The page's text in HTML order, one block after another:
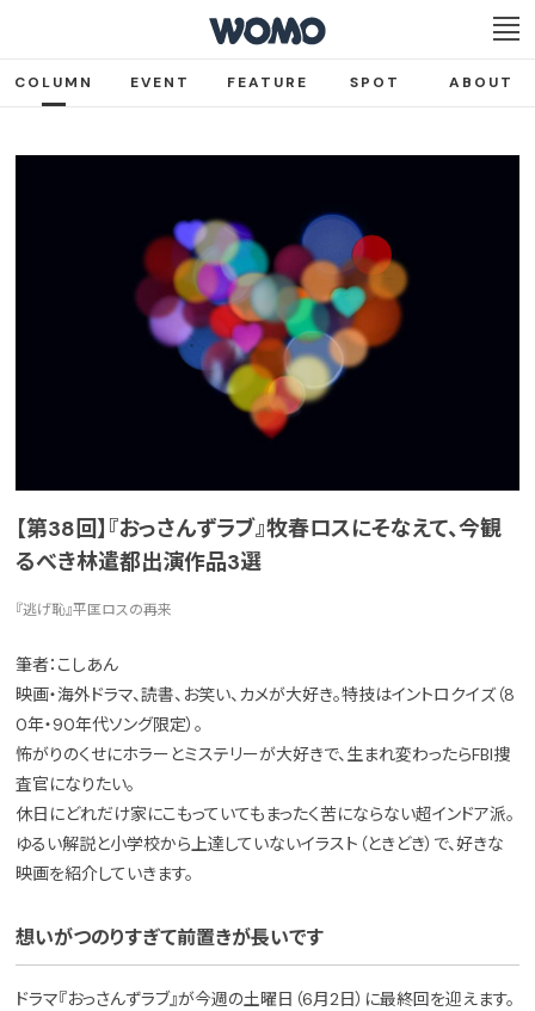
COLUMN EVENT FEATURE SPOT ABOUT
【第38回】『おっさんずラブ』牧春ロスにそなえて、今観
るべき林遣都出演作品3選
『逃げ恥』平匡ロスの再来
筆者：こしあん
映画・海外ドラマ、読書、お笑い、カメが大好き。特技はイントロクイズ（8
0年・90年代ソング限定）。
怖がりのくせにホラーとミステリーが大好きで、生まれ変わったらFBI捜
査官になりたい。
休日にどれだけ家にこもっていてもまったく苦にならない超インドア派。
ゆるい解説と小学校から上達していないイラスト（ときどき）で、好きな
映画を紹介していきます。
想いがつのりすぎて前置きが長いです
ドラマ『おっさんずラブ』が今週の土曜日（6月2日）に最終回を迎えます。